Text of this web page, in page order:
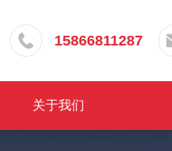
15866811287
关于我们